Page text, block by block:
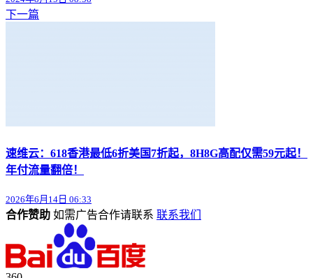
下一篇
速维云：618香港最低6折美国7折起，8H8G高配仅需59元起！
年付流量翻倍！
2026年6月14日 06:33
合作赞助 如需广告合作请联系 联系我们